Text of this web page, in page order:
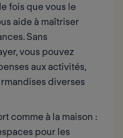
fois que vous le
aide à maîtriser
Sans
vous pouvez
aux activités,
diverses
comme à la maison :
pour les